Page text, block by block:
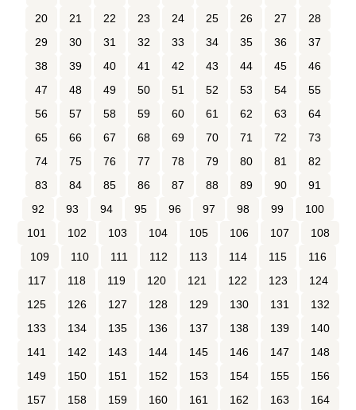
20
21 22 23 24 25 26 27
28
29
30 31 32 33 34 35 36
37
38
39 40 41 42 43 44 45
46
47
48 49 50 51 52 53 54
55
56
57 58 59 60 61 62 63
64
65
66 67 68 69 70 71 72
73
74
75 76 77 78 79 80 81
82
83
84 85 86 87 88 89 90
91
92
93 94 95 96 97 98 99
100
101
102 103 104 105 106 107
108
109
110 111 112 113 114 115
116
117
118 119 120 121 122 123
124
125
126 127 128 129 130 131
132
133
134 135 136 137 138 139
140
141
142 143 144 145 146 147
148
149
150 151 152 153 154 155
156
157
158 159 160 161 162 163
164